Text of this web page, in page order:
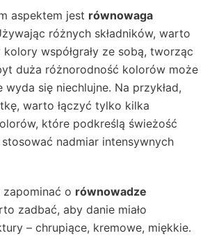
aspektem jest równowaga
różnych składników, warto
współgrały ze sobą, tworząc
duża różnorodność kolorów może
wyda się niechlujne. Na przykład,
warto łączyć tylko kilka
które podkreślą świeżość
nadmiar intensywnych
o równowadze
zadbać, aby danie miało
– chrupiące, kremowe, miękkie.